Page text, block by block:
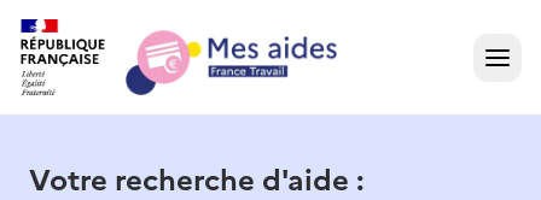
Votre recherche d'aide :